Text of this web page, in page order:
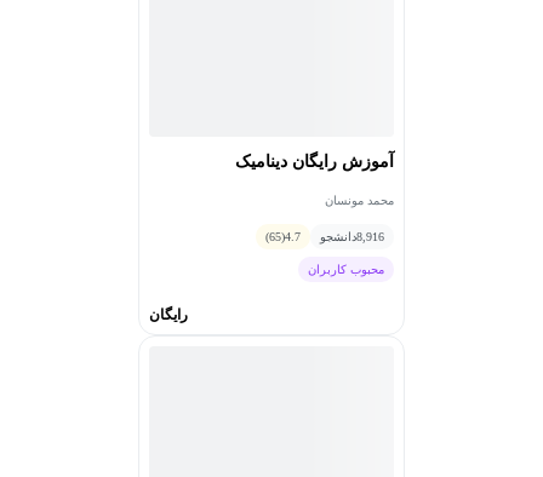
آموزش رایگان دینامیک
محمد مونسان
8,916دانشجو 4.7
(65)
محبوب کاربران
رایگان